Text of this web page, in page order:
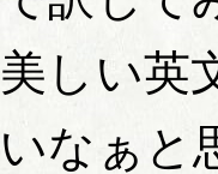
美しい英
いなぁと